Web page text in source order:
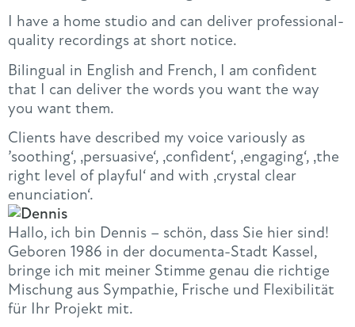
I have a home studio and can deliver professional-
quality recordings at short notice.
Bilingual in English and French, I am confident
that I can deliver the words you want the way
you want them.
Clients have described my voice variously as
’soothing‘, ‚persuasive‘, ‚confident‘, ‚engaging‘, ‚the
right level of playful‘ and with ‚crystal clear
enunciation‘.
Hallo, ich bin Dennis – schön, dass Sie hier sind!
Geboren 1986 in der documenta-Stadt Kassel,
bringe ich mit meiner Stimme genau die richtige
Mischung aus Sympathie, Frische und Flexibilität
für Ihr Projekt mit.